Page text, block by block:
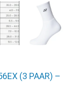
(3 PAAR) –